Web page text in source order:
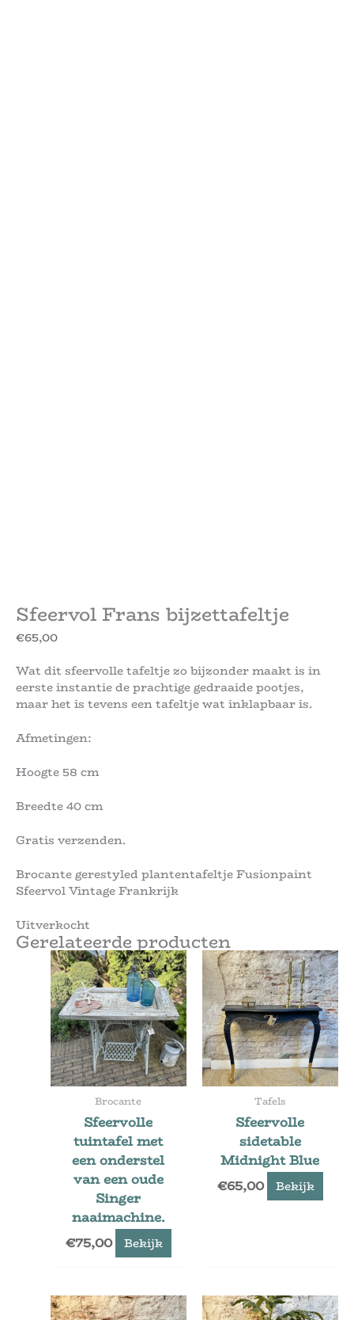
Sfeervol Frans bijzettafeltje
€65,00
Wat dit sfeervolle tafeltje zo bijzonder maakt is in
eerste instantie de prachtige gedraaide pootjes,
maar het is tevens een tafeltje wat inklapbaar is.
Afmetingen:
Hoogte 58 cm
Breedte 40 cm
Gratis verzenden.
Brocante gerestyled plantentafeltje Fusionpaint
Sfeervol Vintage Frankrijk
Uitverkocht
Gerelateerde producten
Brocante
Sfeervolle
tuintafel met
een onderstel
van een oude
Singer
naaimachine.
€75,00 Bekijk
Tafels
Sfeervolle
sidetable
Midnight Blue
€65,00 Bekijk